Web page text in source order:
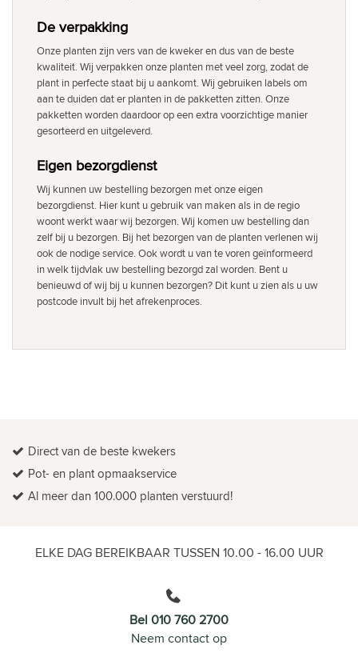
De verpakking
Onze planten zijn vers van de kweker en dus van de beste
kwaliteit. Wij verpakken onze planten met veel zorg, zodat de
plant in perfecte staat bij u aankomt. Wij gebruiken labels om
aan te duiden dat er planten in de pakketten zitten. Onze
pakketten worden daardoor op een extra voorzichtige manier
gesorteerd en uitgeleverd.
Eigen bezorgdienst
Wij kunnen uw bestelling bezorgen met onze eigen
bezorgdienst. Hier kunt u gebruik van maken als in de regio
woont werkt waar wij bezorgen. Wij komen uw bestelling dan
zelf bij u bezorgen. Bij het bezorgen van de planten verlenen wij
ook de nodige service. Ook wordt u van te voren geïnformeerd
in welk tijdvlak uw bestelling bezorgd zal worden. Bent u
benieuwd of wij bij u kunnen bezorgen? Dit kunt u zien als u uw
postcode invult bij het afrekenproces.
Direct van de beste kwekers
Pot- en plant opmaakservice
Al meer dan 100.000 planten verstuurd!
ELKE DAG BEREIKBAAR TUSSEN 10.00 - 16.00 UUR
Bel 010 760 2700
Neem contact op